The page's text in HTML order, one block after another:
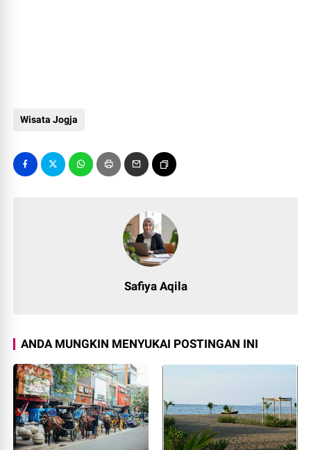
Wisata Jogja
Safiya Aqila
ANDA MUNGKIN MENYUKAI POSTINGAN INI